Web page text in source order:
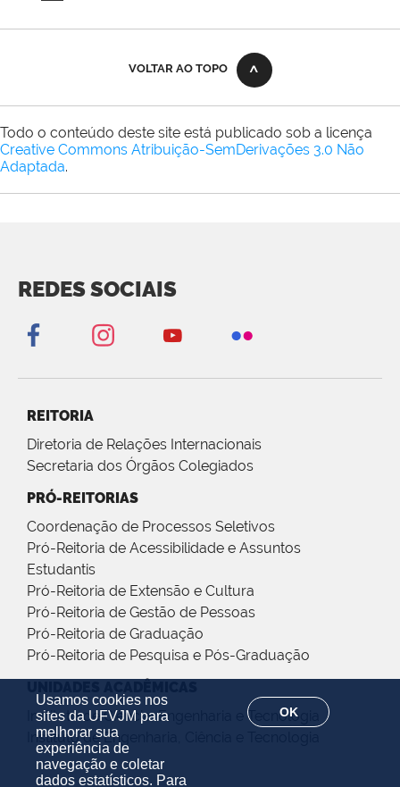
Usamos cookies nos
sites da UFVJM para
melhorar sua
experiência de
navegação e coletar
dados estatísticos. Para
OK
VOLTAR AO TOPO
Todo o conteúdo deste site está publicado sob a licença
Creative Commons Atribuição-SemDerivações 3.0 Não
Adaptada.
REDES SOCIAIS
REITORIA
Diretoria de Relações Internacionais
Secretaria dos Órgãos Colegiados
PRÓ-REITORIAS
Coordenação de Processos Seletivos
Pró-Reitoria de Acessibilidade e Assuntos
Estudantis
Pró-Reitoria de Extensão e Cultura
Pró-Reitoria de Gestão de Pessoas
Pró-Reitoria de Graduação
Pró-Reitoria de Pesquisa e Pós-Graduação
Instituto de Ciência, Engenharia e Tecnologia
Instituto de Engenharia, Ciência e Tecnologia